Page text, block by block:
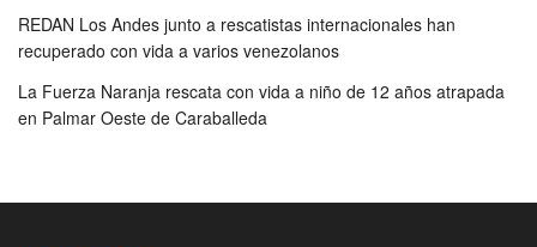
REDAN Los Andes junto a rescatistas internacionales han
recuperado con vida a varios venezolanos
La Fuerza Naranja rescata con vida a niño de 12 años atrapada
en Palmar Oeste de Caraballeda